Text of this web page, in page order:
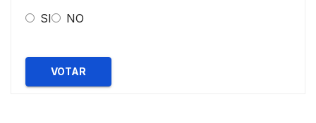
SI NO
VOTAR